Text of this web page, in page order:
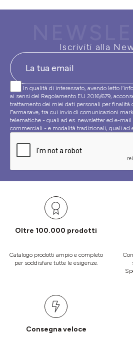
Iscriviti alla
In qualità di interessato, avendo letto
ai sensi del Regolamento EU 2016/679,
trattamento dei miei dati personali per finalità
Farmasave, tra cui invio di comunicazioni
telematiche - quali ad es. newsletter ed e-
commerciali - e modalità tradizionali, quali ad
Oltre 100.000 prodotti
Catalogo prodotti ampio e completo
per soddisfare tutte le esigenze.
Consegna veloce